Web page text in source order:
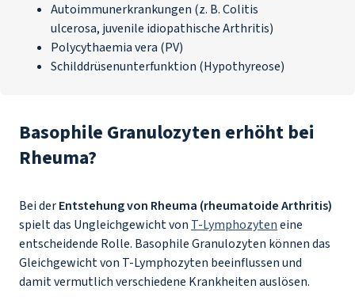
Autoimmunerkrankungen (z. B. Colitis
ulcerosa, juvenile idiopathische Arthritis)
Polycythaemia vera (PV)
Schilddrüsenunterfunktion (Hypothyreose)
Basophile Granulozyten erhöht bei
Rheuma?
Bei derEntstehung von Rheuma (rheumatoide Arthritis)
spielt das Ungleichgewicht von T-Lymphozyteneine
entscheidende Rolle. Basophile Granulozyten können das
Gleichgewicht von T-Lymphozyten beeinflussen und
damit vermutlich verschiedene Krankheiten auslösen.